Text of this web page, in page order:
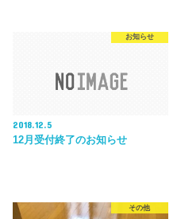
お知らせ
2018.12.5
12月受付終了のお知らせ
その他